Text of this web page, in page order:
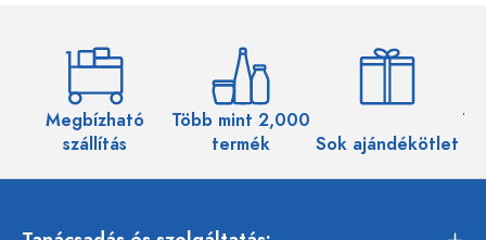
Megbízható
szállítás
Több mint 2,000
termék
Sok ajándékötlet